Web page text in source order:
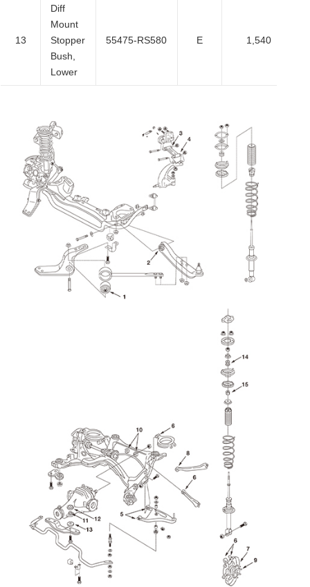
13
Diff
Mount
Stopper
Bush,
Lower
55475-RS580 E 1,540